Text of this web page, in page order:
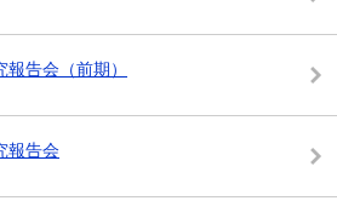
告会（前期）
報告会